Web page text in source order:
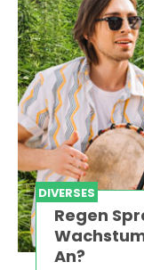
DIVERSES
Regen
An?